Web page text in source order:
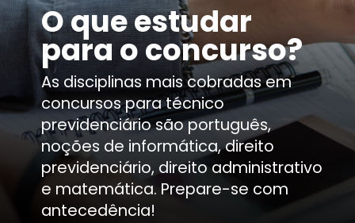
As disciplinas mais cobradas em
concursos para técnico
previdenciário são português,
noções de informática, direito
previdenciário, direito administrativo
e matemática. Prepare-se com
antecedência!
O que estudar
para o concurso?